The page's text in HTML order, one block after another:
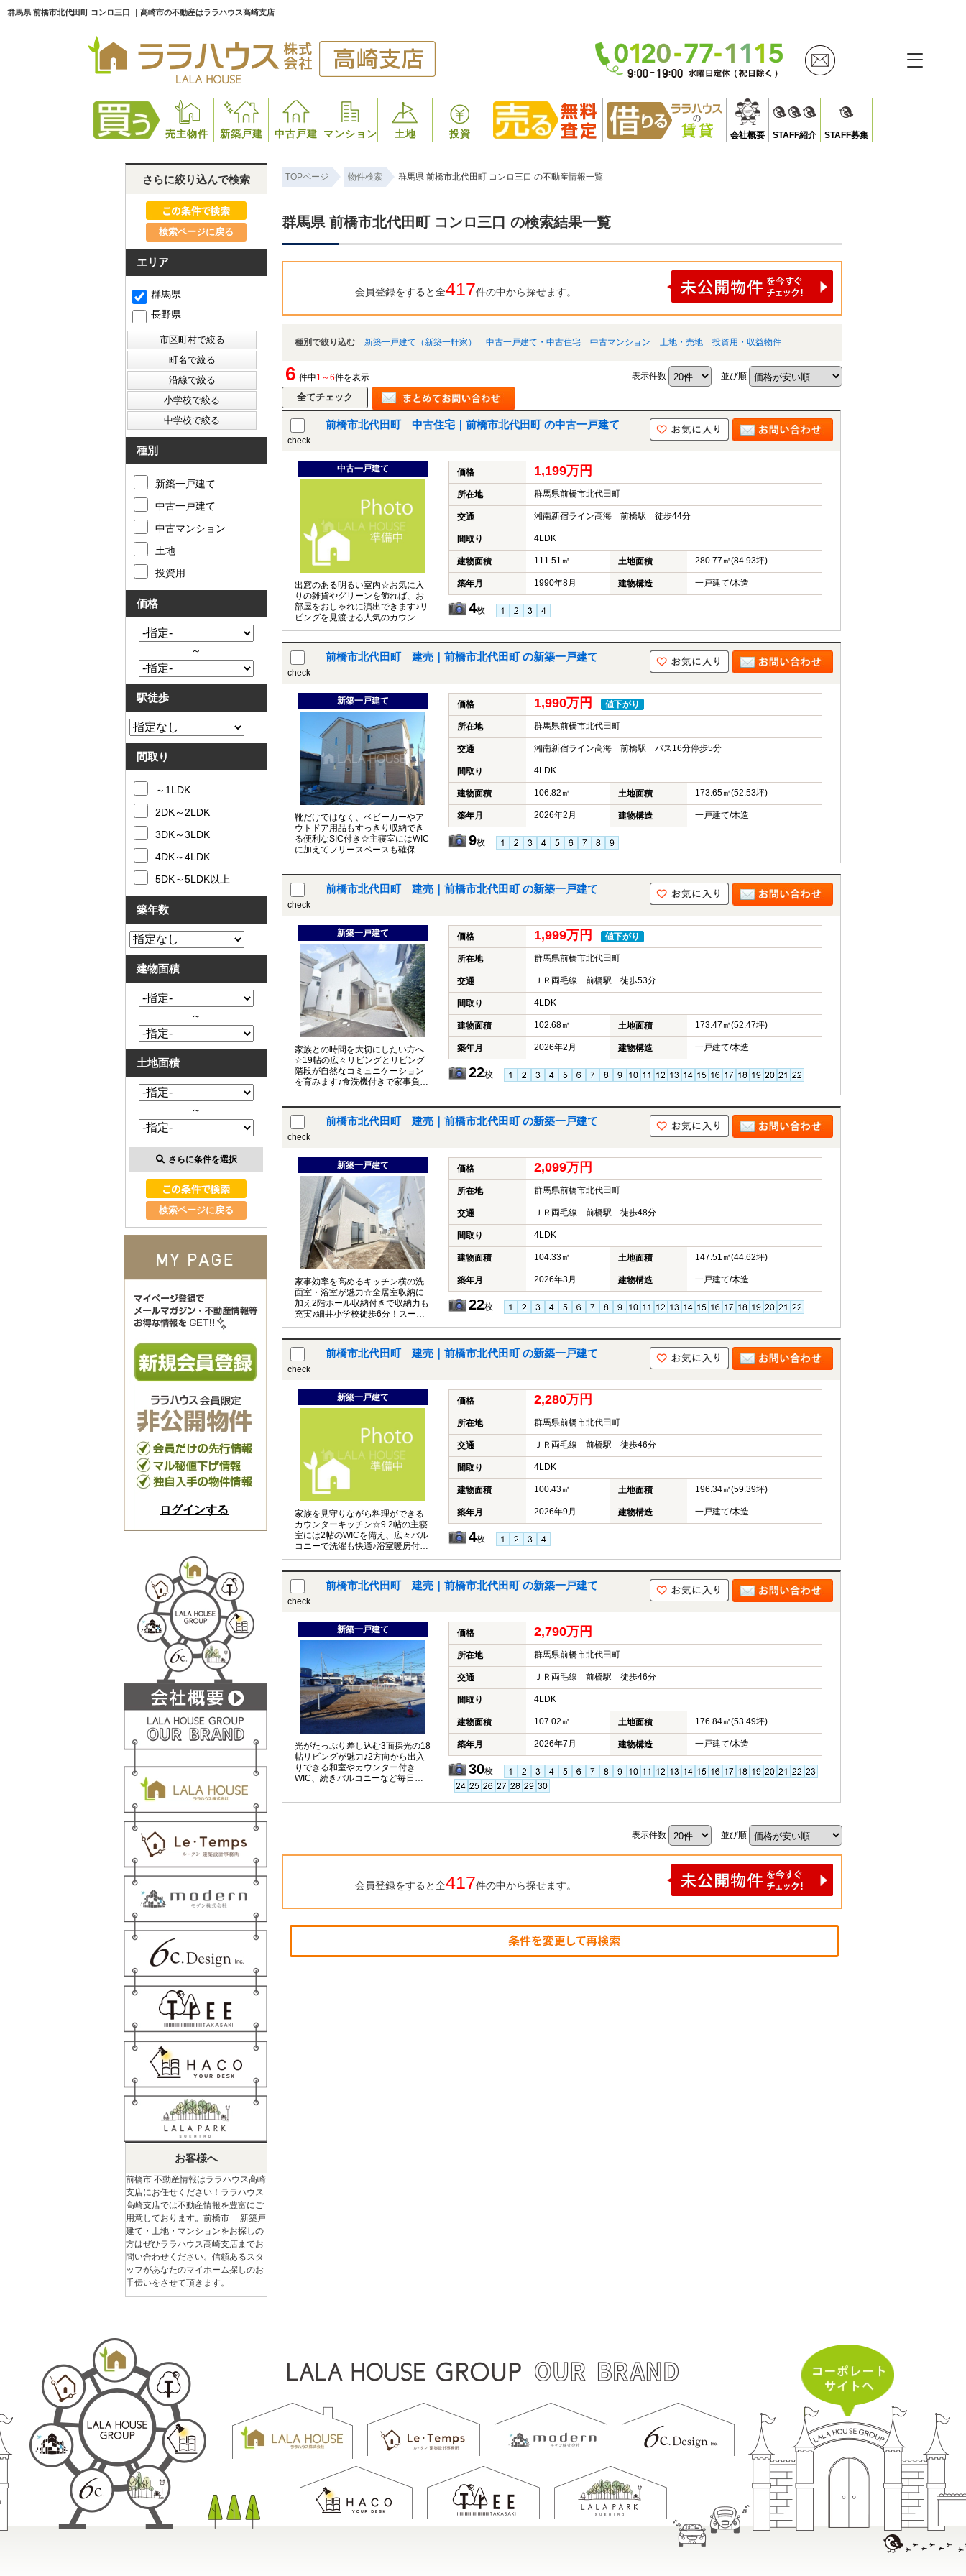
群馬県 前橋市北代田町 コンロ三口 ｜高崎市の不動産はララハウス高崎支店
売主物件 新築戸建 中古戸建 マンション 土地 投資 会社概要 STAFF紹介 STAFF募集
TOPページ 物件検索 群馬県 前橋市北代田町 コンロ三口 の不動産情報一覧
群馬県 前橋市北代田町 コンロ三口 の検索結果一覧
会員登録をすると全417件の中から探せます。
種別で絞り込む 新築一戸建て（新築一軒家） 中古一戸建て・中古住宅 中古マンション 土地・売地 投資用・収益物件
6 件中1～6件を表示 表示件数 並び順
check
前橋市北代田町 中古住宅｜前橋市北代田町 の中古一戸建て
中古一戸建て
出窓のある明るい室内☆お気に入
りの雑貨やグリーンを飾れば、お
部屋をおしゃれに演出できます♪リ
ビングを見渡せる人気のカウンタ
ーキッチン☆スーパー・コンビニ
価格 1,199万円
所在地 群馬県前橋市北代田町
交通 湘南新宿ライン高海 前橋駅 徒歩44分
間取り 4LDK
建物面積 111.51㎡ 土地面積 280.77㎡(84.93坪)
築年月 1990年8月 建物構造 一戸建て/木造
4枚
check
前橋市北代田町 建売｜前橋市北代田町 の新築一戸建て
新築一戸建て
靴だけではなく、ベビーカーやア
ウトドア用品もすっきり収納でき
る便利なSIC付き☆主寝室にはWIC
に加えてフリースペースも確保！
便利で充実したプライベート空間♪
価格 1,990万円 値下がり
所在地 群馬県前橋市北代田町
交通 湘南新宿ライン高海 前橋駅 バス16分停歩5分
間取り 4LDK
建物面積 106.82㎡ 土地面積 173.65㎡(52.53坪)
築年月 2026年2月 建物構造 一戸建て/木造
9枚
check
前橋市北代田町 建売｜前橋市北代田町 の新築一戸建て
新築一戸建て
家族との時間を大切にしたい方へ
☆19帖の広々リビングとリビング
階段が自然なコミュニケーション
を育みます♪食洗機付きで家事負担
軽減☆徒歩圏内に小学校や買い物
価格 1,999万円 値下がり
所在地 群馬県前橋市北代田町
交通 ＪＲ両毛線 前橋駅 徒歩53分
間取り 4LDK
建物面積 102.68㎡ 土地面積 173.47㎡(52.47坪)
築年月 2026年2月 建物構造 一戸建て/木造
22枚
check
前橋市北代田町 建売｜前橋市北代田町 の新築一戸建て
新築一戸建て
家事効率を高めるキッチン横の洗
面室・浴室が魅力☆全居室収納に
加え2階ホール収納付きで収納力も
充実♪細井小学校徒歩6分！スーパ
ー・ドラッグストア・コンビニ徒
価格 2,099万円
所在地 群馬県前橋市北代田町
交通 ＪＲ両毛線 前橋駅 徒歩48分
間取り 4LDK
建物面積 104.33㎡ 土地面積 147.51㎡(44.62坪)
築年月 2026年3月 建物構造 一戸建て/木造
22枚
check
前橋市北代田町 建売｜前橋市北代田町 の新築一戸建て
新築一戸建て
家族を見守りながら料理ができる
カウンターキッチン☆9.2帖の主寝
室には2帖のWICを備え、広々バル
コニーで洗濯も快適♪浴室暖房付き
で冬も心地よく過ごせます◎
価格 2,280万円
所在地 群馬県前橋市北代田町
交通 ＪＲ両毛線 前橋駅 徒歩46分
間取り 4LDK
建物面積 100.43㎡ 土地面積 196.34㎡(59.39坪)
築年月 2026年9月 建物構造 一戸建て/木造
4枚
check
前橋市北代田町 建売｜前橋市北代田町 の新築一戸建て
新築一戸建て
光がたっぷり差し込む3面採光の18
帖リビングが魅力♪2方向から出入
りできる和室やカウンター付き
WIC、続きバルコニーなど毎日を
まい
価格 2,790万円
所在地 群馬県前橋市北代田町
交通 ＪＲ両毛線 前橋駅 徒歩46分
間取り 4LDK
建物面積 107.02㎡ 土地面積 176.84㎡(53.49坪)
築年月 2026年7月 建物構造 一戸建て/木造
30枚
表示件数 並び順
会員登録をすると全417件の中から探せます。
さらに絞り込んで検索
検索ページに戻る
エリア
群馬県
長野県
種別
新築一戸建て
中古一戸建て
中古マンション
土地
投資用
価格
～
駅徒歩
間取り
～1LDK
2DK～2LDK
3DK～3LDK
4DK～4LDK
5DK～5LDK以上
築年数
建物面積
～
土地面積
～
さらに条件を選択
検索ページに戻る
ログインする
お客様へ
前橋市 不動産情報はララハウス高崎
支店にお任せください！ララハウス
高崎支店では不動産情報を豊富にご
用意しております。前橋市 新築戸
建て・土地・マンションをお探しの
方はぜひララハウス高崎支店までお
問い合わせください。信頼あるスタ
ッフがあなたのマイホーム探しのお
手伝いをさせて頂きます。